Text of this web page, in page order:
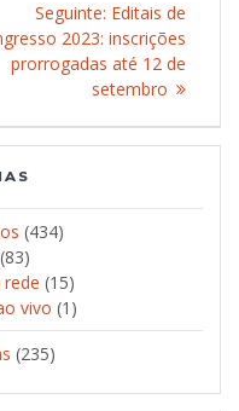
Seguinte: Post
seguinte:
Editais de
2023: inscrições
prorrogadas até 12 de
setembro
(434)
(83)
rede (15)
vivo (1)
(235)